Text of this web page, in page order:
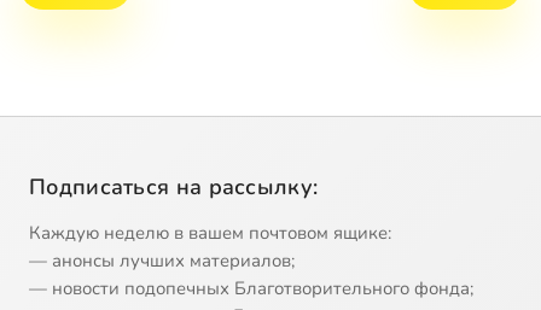
Подписаться на рассылку:
Каждую неделю в вашем почтовом ящике:
— анонсы лучших материалов;
— новости подопечных Благотворительного фонда;